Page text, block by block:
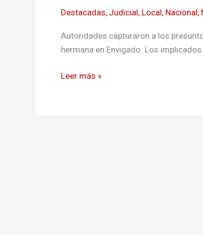
Destacadas, Judicial, Local, Nacional,
Autoridades capturaron a los
hermana en Envigado. Los
la
Correa
Leer más »